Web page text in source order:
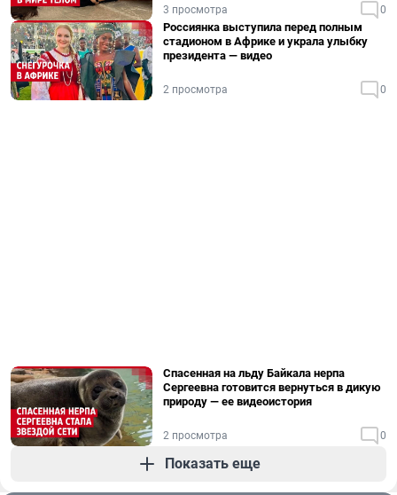
3 просмотра 0
Россиянка выступила перед полным
стадионом в Африке и украла улыбку
президента — видео
2 просмотра 0
Спасенная на льду Байкала нерпа
Сергеевна готовится вернуться в дикую
природу — ее видеоистория
2 просмотра 0
Показать еще